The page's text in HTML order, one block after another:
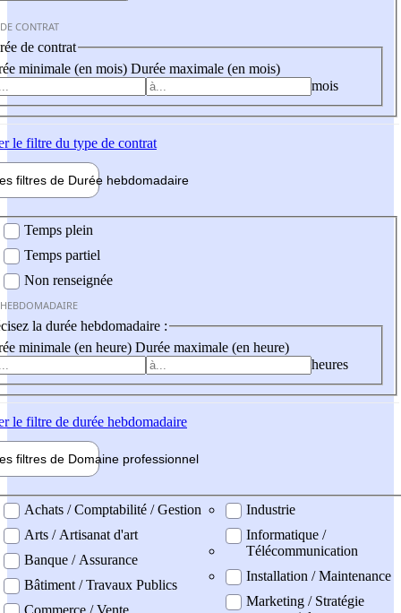
CONTRAT
de contrat
minimale (en mois) Durée maximale (en mois)
mois
le filtre du type de contrat
filtres de Durée hebdomadaire
Temps plein
Temps partiel
Non renseignée
la durée hebdomadaire :
minimale (en heure) Durée maximale (en heure)
heures
le filtre de durée hebdomadaire
filtres de Domaine professionnel
professionel
Achats / Comptabilité / Gestion
Arts / Artisanat d'art
Banque / Assurance
Bâtiment / Travaux Publics
Commerce / Vente
Industrie
Informatique /
Télécommunication
Installation / Maintenance
Marketing / Stratégie